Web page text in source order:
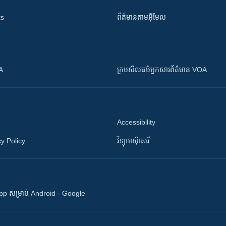
ព័ត៌មាន​តាម​អ៊ីមែល
ក្រម​​​សីលធម៌​​​អ្នក​​​សារព័ត៌មាន VOA
Policy
Accessibility
វិទ្យុ​អាស៊ី​សេរី
សម្រាប់ Android - Google